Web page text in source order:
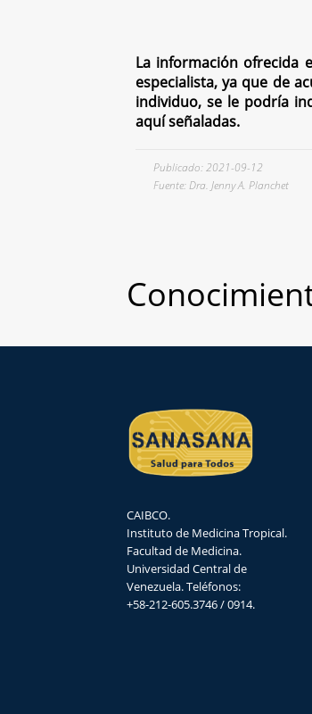
La información ofrecida
especialista, ya que de
individuo, se le podría
aquí señaladas.
Publicado: 2021-09-12
Fuente: Dra. Jenny A. Planchet
CAIBCO.
Instituto de Medicina Tropical.
Facultad de Medicina.
Universidad Central de
Venezuela. Teléfonos:
+58-212-605.3746 / 0914.